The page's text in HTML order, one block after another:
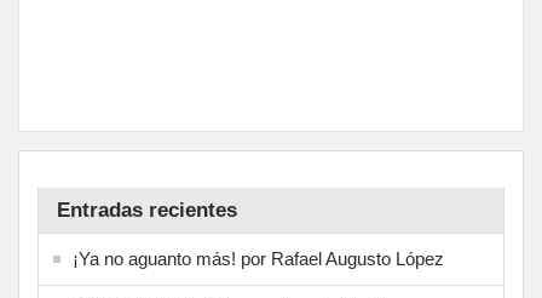
Entradas recientes
¡Ya no aguanto más! por Rafael Augusto López